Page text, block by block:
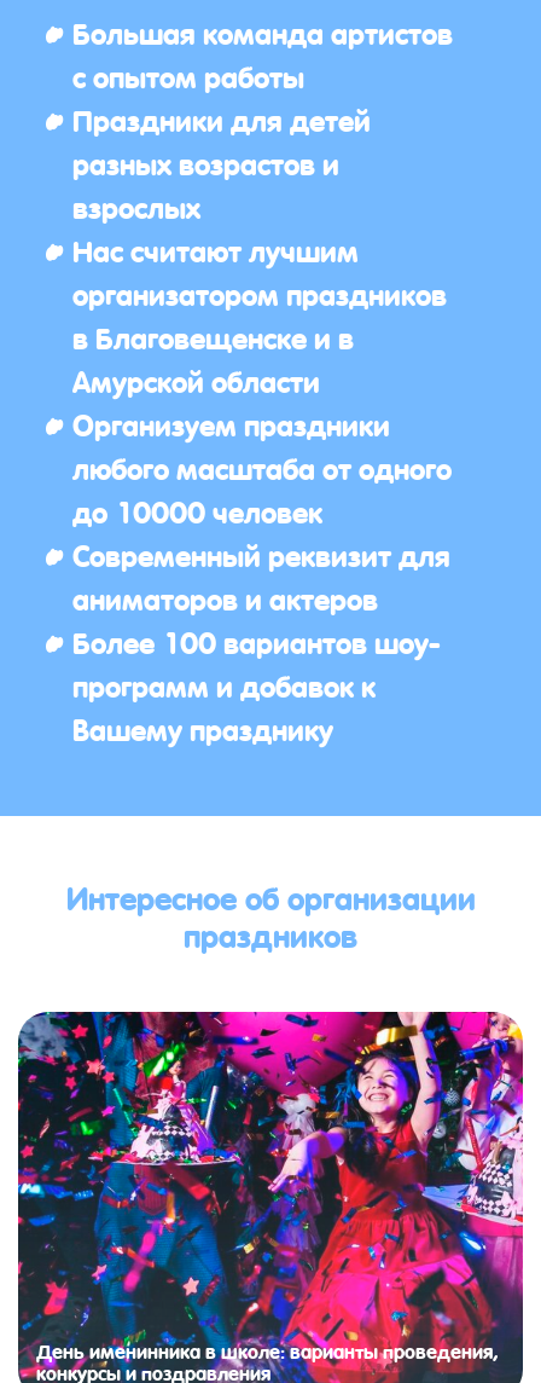
Большая команда артистов
с опытом работы
Праздники для детей
разных возрастов и
взрослых
Нас считают лучшим
организатором праздников
в Благовещенске и в
Амурской области
Организуем праздники
любого масштаба от одного
до 10000 человек
Современный реквизит для
аниматоров и актеров
Более 100 вариантов шоу-
программ и добавок к
Вашему празднику
Интересное об организации
праздников
День именинника в школе: варианты проведения,
конкурсы и поздравления